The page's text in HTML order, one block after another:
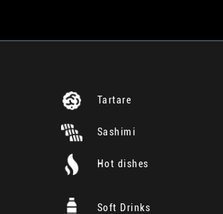
Tartare
Sashimi
Hot dishes
Soft Drinks